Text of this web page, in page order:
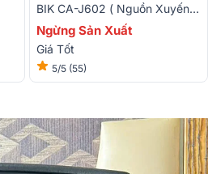
BIK CA-J602 ( Nguồn Xuyến,
Class H,600W)
Ngừng Sản Xuất
Giá Tốt
5/5 (55)